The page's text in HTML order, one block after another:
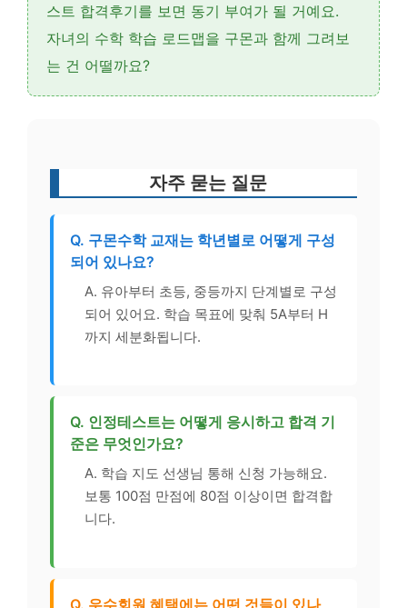
스트 합격후기를 보면 동기 부여가 될 거예요.
자녀의 수학 학습 로드맵을 구몬과 함께 그려보
는 건 어떨까요?
자주 묻는 질문
Q. 구몬수학 교재는 학년별로 어떻게 구성
되어 있나요?
A. 유아부터 초등, 중등까지 단계별로 구성
되어 있어요. 학습 목표에 맞춰 5A부터 H
까지 세분화됩니다.
Q. 인정테스트는 어떻게 응시하고 합격 기
준은 무엇인가요?
A. 학습 지도 선생님 통해 신청 가능해요.
보통 100점 만점에 80점 이상이면 합격합
니다.
Q. 우수회원 혜택에는 어떤 것들이 있나